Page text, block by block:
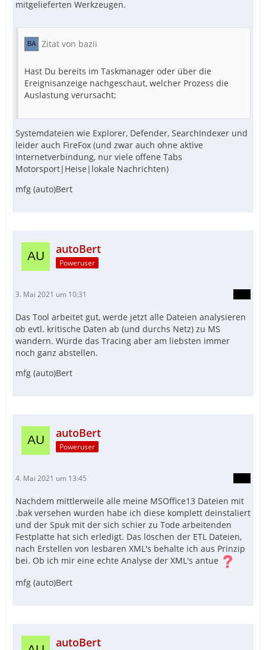
mitgelieferten Werkzeugen.
Zitat von bazii
Hast Du bereits im Taskmanager oder über die
Ereignisanzeige nachgeschaut, welcher Prozess die
Auslastung verursacht;
Systemdateien wie Explorer, Defender, SearchIndexer und
leider auch FireFox (und zwar auch ohne aktive
Internetverbindung, nur viele offene Tabs
Motorsport|Heise|lokale Nachrichten)
mfg (auto)Bert
autoBert
Poweruser
3. Mai 2021 um 10:31
Das Tool arbeitet gut, werde jetzt alle Dateien analysieren
ob evtl. kritische Daten ab (und durchs Netz) zu MS
wandern. Würde das Tracing aber am liebsten immer
noch ganz abstellen.
mfg (auto)Bert
autoBert
Poweruser
4. Mai 2021 um 13:45
Nachdem mittlerweile alle meine MSOffice13 Dateien mit
.bak versehen wurden habe ich diese komplett deinstaliert
und der Spuk mit der sich schier zu Tode arbeitenden
Festplatte hat sich erledigt. Das löschen der ETL Dateien,
nach Erstellen von lesbaren XML's behalte ich aus Prinzip
bei. Ob ich mir eine echte Analyse der XML's antue
mfg (auto)Bert
autoBert